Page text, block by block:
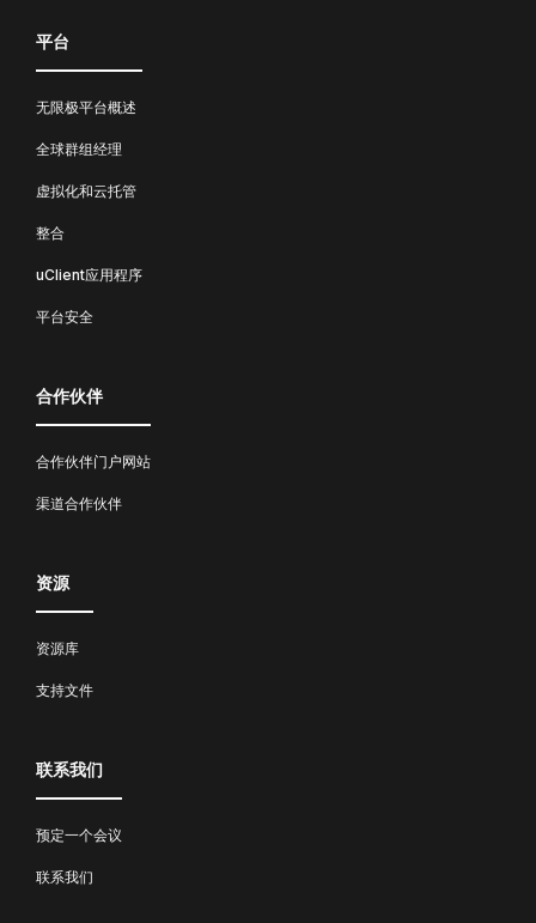
平台
无限极平台概述
全球群组经理
虚拟化和云托管
整合
uClient应用程序
平台安全
合作伙伴
合作伙伴门户网站
渠道合作伙伴
资源
资源库
支持文件
联系我们
预定一个会议
联系我们